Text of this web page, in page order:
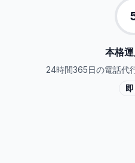
本格
24時間365日の電話代
即